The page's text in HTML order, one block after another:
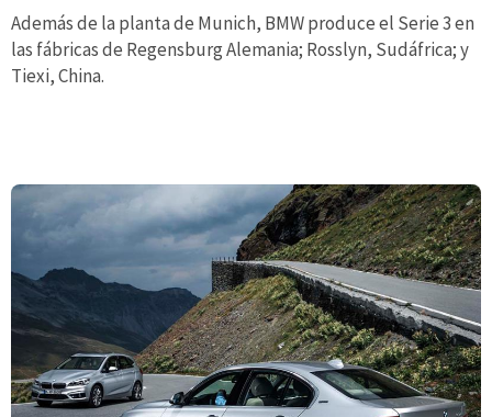
Además de la planta de Munich, BMW produce el Serie 3 en
las fábricas de Regensburg Alemania; Rosslyn, Sudáfrica; y
Tiexi, China.